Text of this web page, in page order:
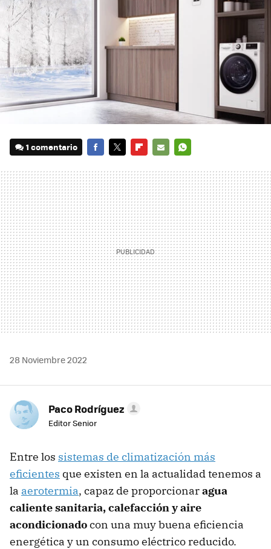
1 comentario
MAIL
28 Noviembre 2022
Paco Rodríguez
Editor Senior
Entre los sistemas de climatización más
eficientes que existen en la actualidad tenemos a
la aerotermia, capaz de proporcionaragua
caliente sanitaria, calefacción y aire
acondicionadocon una muy buena eficiencia
energética y un consumo eléctrico reducido.